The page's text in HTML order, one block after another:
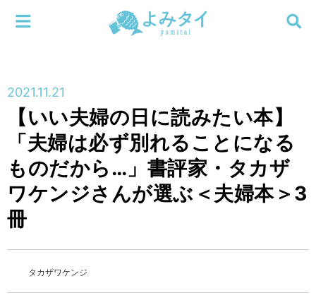
連載
新刊
検索する
メニューを閉じる
2021.11.21
【いい夫婦の日に読みたい本】
「夫婦は必ず別れることになる
ものだから…」書評家・タカザ
ワケンジさんが選ぶ＜夫婦本＞3
冊
タカザワケンジ